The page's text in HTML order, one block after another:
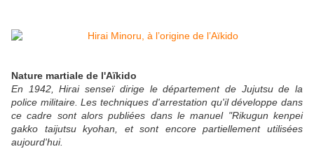
Nature martiale de l'Aïkido
En 1942, Hirai senseï dirige le département de Jujutsu de la
police militaire. Les techniques d'arrestation qu'il développe dans
ce cadre sont alors publiées dans le manuel "Rikugun kenpei
gakko taijutsu kyohan, et sont encore partiellement utilisées
aujourd'hui.